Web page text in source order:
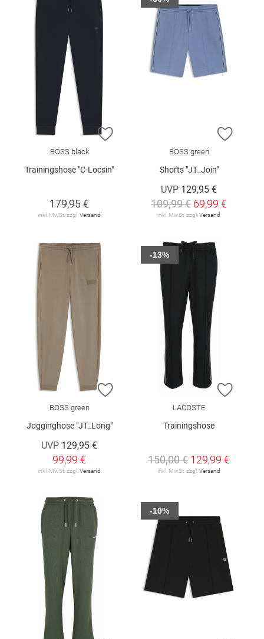
ZUR WUNSCHLISTE HINZUFÜGEN
BOSS black
Trainingshose "C-Locsin"
179,95 €
inkl. MwSt. zzgl.Versand
ZUR
BOSS green
Shorts "JT_Join"
UVP 129,95 €
109,99 € 69,99 €
inkl. MwSt. zzgl.Versand
ZUR WUNSCHLISTE HINZUFÜGEN
BOSS green
Jogginghose "JT_Long"
UVP 129,95 €
99,99 €
inkl. MwSt. zzgl. Versand
ZUR
LACOSTE
Trainingshose
150,00 € 129,99 €
inkl. MwSt. zzgl. Versand
-13%
-10%